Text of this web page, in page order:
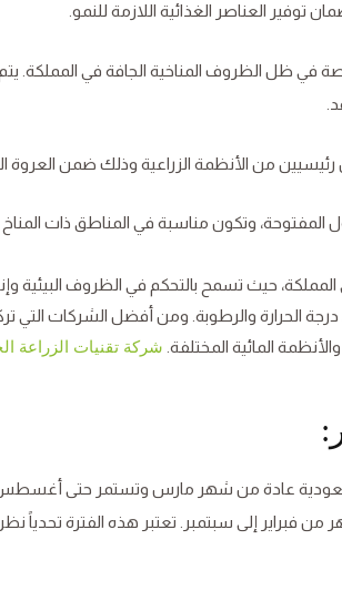
توفير العناصر الغذائية اللازمة للنمو.
في ظل الظروف المناخية الجافة في المملكة.
رئيسيين من الأنظمة الزراعية وذلك ضمن العروة
المفتوحة، وتكون مناسبة في المناطق ذات
حيث تسمح بالتحكم في الظروف البيئية
الحرارة والرطوبة. ومن أفضل الشركات التي
المائية المختلفة. شركة تقنيات الزراعة
السعودية عادة من شهر مارس وتستمر حتى
فبراير إلى سبتمبر. تعتبر هذه الفترة تحدياً